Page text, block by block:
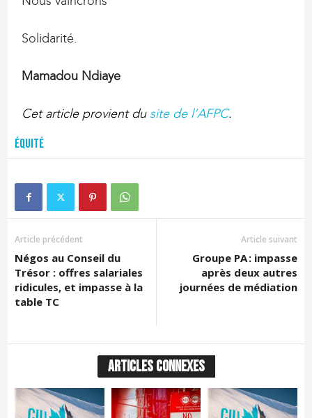
Solidarité.
Mamadou Ndiaye
Cet article provient du site de l’AFPC.
Équité
Article précédent
Négos au Conseil du
Trésor : offres salariales
ridicules, et impasse à la
table TC
Article suivant
Groupe PA : impasse
après deux autres
journées de médiation
ARTICLES CONNEXES